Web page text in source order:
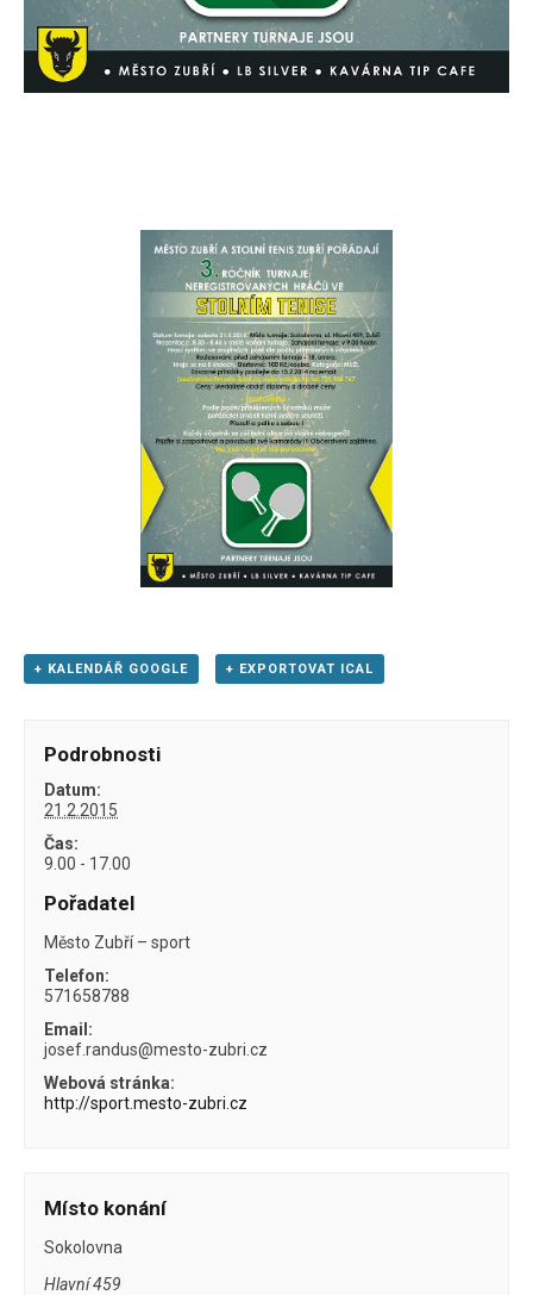
+ KALENDÁŘ GOOGLE + EXPORTOVAT ICAL
Podrobnosti
Datum:
21.2.2015
Čas:
9.00 - 17.00
Pořadatel
Město Zubří – sport
Telefon:
571658788
Email:
josef.randus@mesto-zubri.cz
Webová stránka:
http://sport.mesto-zubri.cz
Místo konání
Sokolovna
Hlavní 459